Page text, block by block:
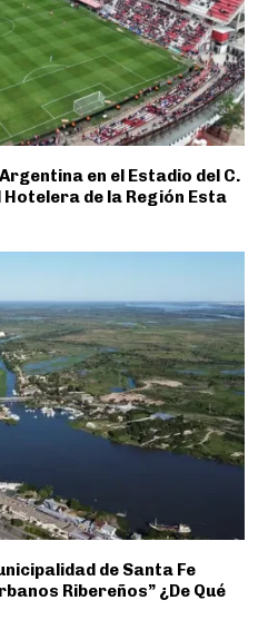
en el Estadio del C.
Hotelera de la Región Esta
de Santa Fe
Ribereños” ¿De Qué